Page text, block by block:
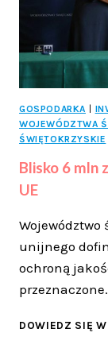
GOSPODARKA |
WOJEWÓDZTWA
ŚWIĘTOKRZYSKIE
Blisko 6 mln
UE
Województwo
unijnego
ochroną
DOWIEDZ SIĘ